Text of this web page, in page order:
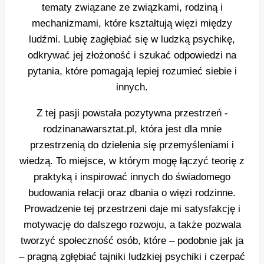
tematy związane ze związkami, rodziną i
mechanizmami, które kształtują więzi między
ludźmi. Lubię zagłębiać się w ludzką psychikę,
odkrywać jej złożoność i szukać odpowiedzi na
pytania, które pomagają lepiej rozumieć siebie i
innych.
Z tej pasji powstała pozytywna przestrzeń -
rodzinanawarsztat.pl, która jest dla mnie
przestrzenią do dzielenia się przemyśleniami i
wiedzą. To miejsce, w którym mogę łączyć teorię z
praktyką i inspirować innych do świadomego
budowania relacji oraz dbania o więzi rodzinne.
Prowadzenie tej przestrzeni daje mi satysfakcję i
motywację do dalszego rozwoju, a także pozwala
tworzyć społeczność osób, które – podobnie jak ja
– pragną zgłębiać tajniki ludzkiej psychiki i czerpać